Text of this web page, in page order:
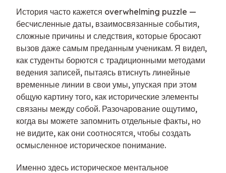
История часто кажется overwhelming puzzle —
бесчисленные даты, взаимосвязанные события,
сложные причины и следствия, которые бросают
вызов даже самым преданным ученикам. Я видел,
как студенты борются с традиционными методами
ведения записей, пытаясь втиснуть линейные
временные линии в свои умы, упуская при этом
общую картину того, как исторические элементы
связаны между собой. Разочарование ощутимо,
когда вы можете запомнить отдельные факты, но
не видите, как они соотносятся, чтобы создать
осмысленное историческое понимание.
Именно здесь историческое ментальное